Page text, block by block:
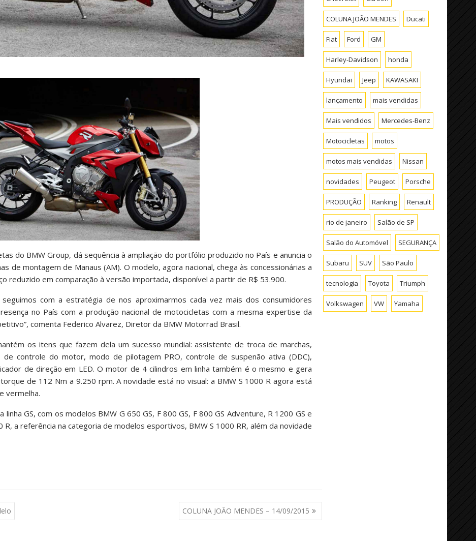
do BMW Group, dá sequência à ampliação do portfólio produzido no País e anuncia o
de montagem de Manaus (AM). O modelo, agora nacional, chega às concessionárias a
reduzido em comparação à versão importada, disponível a partir de R$ 53.900.
com a estratégia de nos aproximarmos cada vez mais dos consumidores
no País com a produção nacional de motocicletas com a mesma expertise da
comenta Federico Alvarez, Diretor da BMW Motorrad Brasil.
os itens que fazem dela um sucesso mundial: assistente de troca de marchas,
de controle do motor, modo de pilotagem PRO, controle de suspenão ativa (DDC),
de direção em LED. O motor de 4 cilindros em linha também é o mesmo e gera
de 112 Nm a 9.250 rpm. A novidade está no visual: a BMW S 1000 R agora está
vermelha.
GS, com os modelos BMW G 650 GS, F 800 GS, F 800 GS Adventure, R 1200 GS e
R, a referência na categoria de modelos esportivos, BMW S 1000 RR, além da novidade
COLUNA JOÃO MENDES – 14/09/2015
COLUNA JOÃO MENDES Ducati
Fiat Ford GM
Harley-Davidson honda
Hyundai Jeep KAWASAKI
lançamento mais vendidas
Mais vendidos Mercedes-Benz
Motocicletas motos
motos mais vendidas Nissan
novidades Peugeot Porsche
PRODUÇÃO Ranking Renault
rio de janeiro Salão de SP
Salão do Automóvel SEGURANÇA
Subaru SUV São Paulo
tecnologia Toyota Triumph
Volkswagen VW Yamaha